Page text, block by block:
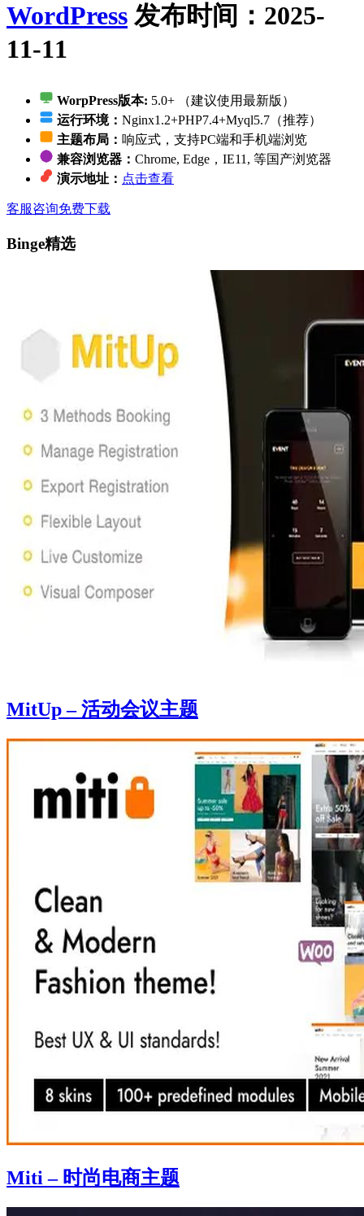
WordPress 发布时间：2025-
11-11
WorpPress版本: 5.0+ （建议使用最新版）
运行环境： Nginx1.2+PHP7.4+Myql5.7（推荐）
主题布局： 响应式，支持PC端和手机端浏览
兼容浏览器： Chrome, Edge，IE11, 等国产浏览器
演示地址： 点击查看
客服咨询免费下载
Binge精选
MitUp – 活动会议主题
Miti – 时尚电商主题